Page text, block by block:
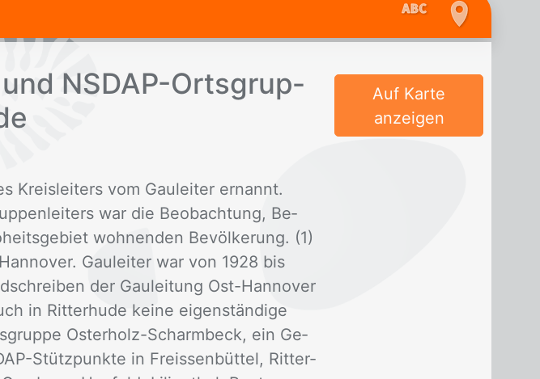
NS­DAP-Orts­grup­
Auf Karte
anzeigen
Kreis­lei­ters vom Gau­lei­ter er­nannt.
war die Be­ob­ach­tung, Be­
woh­nen­den Be­völ­ke­rung. (1)
Gau­lei­ter war von 1928 bis
der Gau­lei­tung Ost-Han­no­ver
in Rit­ter­hu­de kei­ne ei­gen­stän­di­ge
Os­ter­holz-Scharm­beck, ein Ge­
Stütz­punk­te in Freis­sen­büt­tel, Rit­ter­